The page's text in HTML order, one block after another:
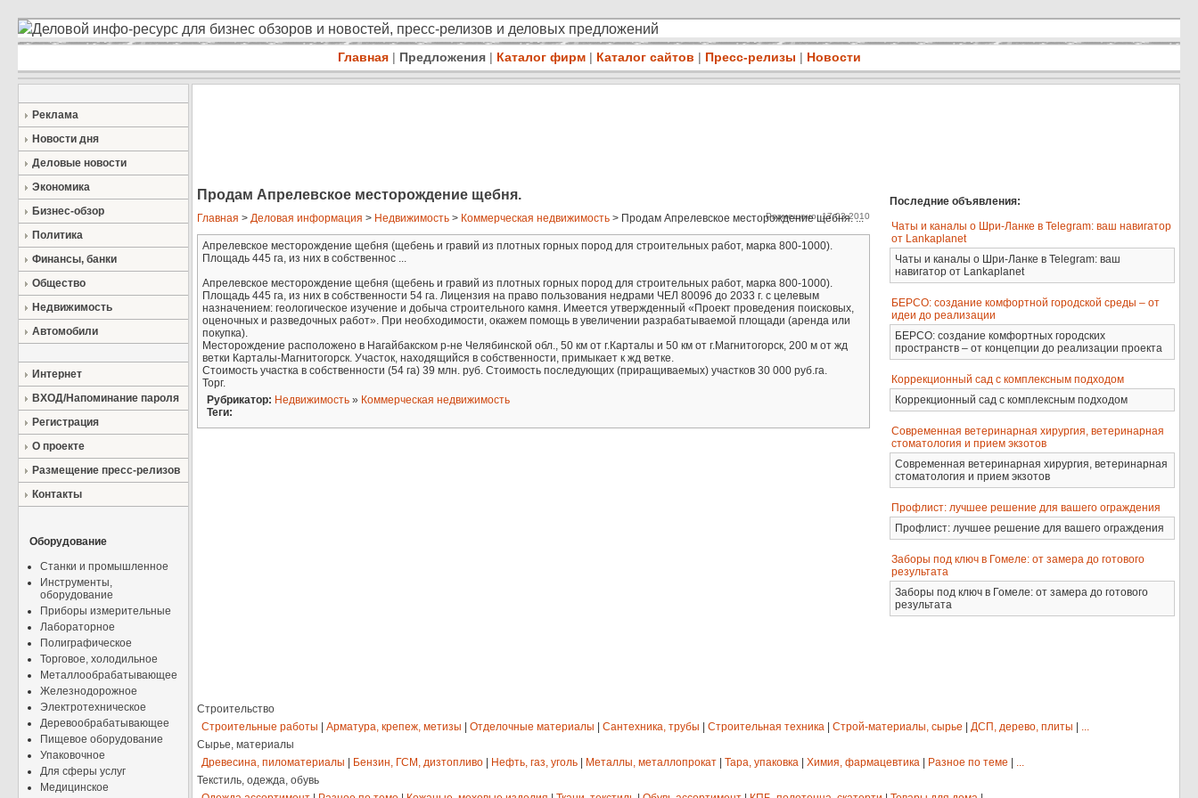
Деловой инфо-ресурс для бизнес обзоров и новостей, пресс-релизов и деловых предложений
Главная | Предложения | Каталог фирм | Каталог сайтов | Пресс-релизы | Новости
Реклама
Новости дня
Деловые новости
Экономика
Бизнес-обзор
Политика
Финансы, банки
Общество
Недвижимость
Автомобили
Интернет
ВХОД/Напоминание пароля
Регистрация
О проекте
Размещение пресс-релизов
Контакты
Оборудование
Станки и промышленное
Инструменты,
оборудование
Приборы измерительные
Лабораторное
Полиграфическое
Торговое, холодильное
Металлообрабатывающее
Железнодорожное
Электротехническое
Деревообрабатывающее
Пищевое оборудование
Упаковочное
Для сферы услуг
Медицинское
Продам Апрелевское месторождение щебня.
Главная > Деловая информация > Недвижимость > Коммерческая недвижимость > Продам Апрелевское месторождение щебня. ...
Размещено: 17.03.2010
Апрелевское месторождение щебня (щебень и гравий из плотных горных пород для строительных работ, марка 800-1000).
Площадь 445 га, из них в собственнос ...
Апрелевское месторождение щебня (щебень и гравий из плотных горных пород для строительных работ, марка 800-1000).
Площадь 445 га, из них в собственности 54 га. Лицензия на право пользования недрами ЧЕЛ 80096 до 2033 г. с целевым
назначением: геологическое изучение и добыча строительного камня. Имеется утвержденный «Проект проведения поисковых,
оценочных и разведочных работ». При необходимости, окажем помощь в увеличении разрабатываемой площади (аренда или
покупка).
Месторождение расположено в Нагайбакском р-не Челябинской обл., 50 км от г.Карталы и 50 км от г.Магнитогорск, 200 м от жд
ветки Карталы-Магнитогорск. Участок, находящийся в собственности, примыкает к жд ветке.
Стоимость участка в собственности (54 га) 39 млн. руб. Стоимость последующих (приращиваемых) участков 30 000 руб.га.
Торг.
Рубрикатор: Недвижимость » Коммерческая недвижимость
Теги:
Последние объявления:
Чаты и каналы о Шри-Ланке в Telegram: ваш навигатор
от Lankaplanet
Чаты и каналы о Шри-Ланке в Telegram: ваш
навигатор от Lankaplanet
БЕРСО: создание комфортной городской среды – от
идеи до реализации
БЕРСО: создание комфортных городских
пространств – от концепции до реализации проекта
Коррекционный сад с комплексным подходом
Коррекционный сад с комплексным подходом
Современная ветеринарная хирургия, ветеринарная
стоматология и прием экзотов
Современная ветеринарная хирургия, ветеринарная
стоматология и прием экзотов
Профлист: лучшее решение для вашего ограждения
Профлист: лучшее решение для вашего ограждения
Заборы под ключ в Гомеле: от замера до готового
результата
Заборы под ключ в Гомеле: от замера до готового
результата
Строительство
Строительные работы
Арматура, крепеж, метизы Отделочные материалы Сантехника, трубы Строительная техника Строй-материалы, сырье ДСП, дерево, плиты
...
Сырье, материалы
Древесина, пиломатериалы
Бензин, ГСМ, дизтопливо Нефть, газ, уголь Металлы, металлопрокат Тара, упаковка Химия, фармацевтика Разное по теме
...
Текстиль, одежда, обувь